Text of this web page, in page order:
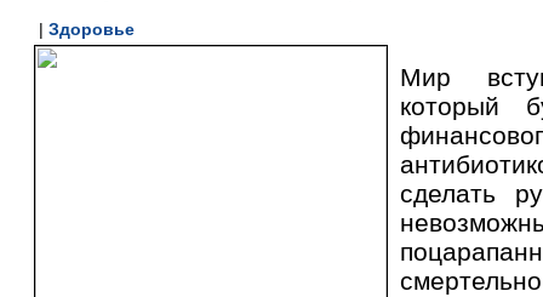
| Здоровье
Мир
который
сделать